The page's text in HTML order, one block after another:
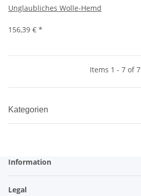
Unglaubliches Wolle-Hemd
156,39 € *
Items 1 - 7 of 7
Kategorien
Information
Legal